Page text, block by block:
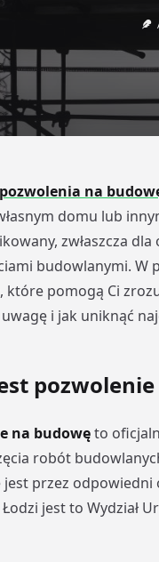
pozwolenia na
domu lub
zwłaszcza
budowlanymi. W
które pomogą Ci
i jak uniknąć
na budowęto
robót
jest przez
jest to Wydział